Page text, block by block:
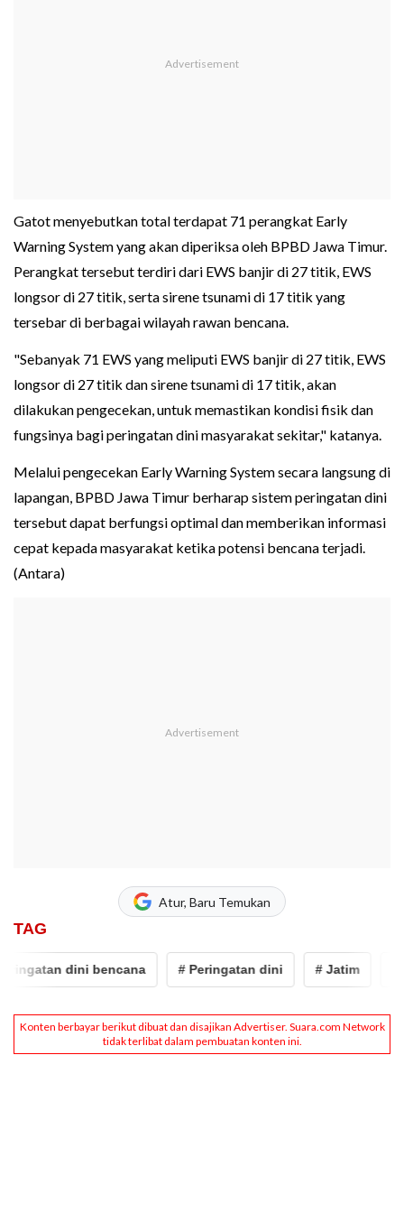
Gatot menyebutkan total terdapat 71 perangkat Early
Warning System yang akan diperiksa oleh BPBD Jawa Timur.
Perangkat tersebut terdiri dari EWS banjir di 27 titik, EWS
longsor di 27 titik, serta sirene tsunami di 17 titik yang
tersebar di berbagai wilayah rawan bencana.
"Sebanyak 71 EWS yang meliputi EWS banjir di 27 titik, EWS
longsor di 27 titik dan sirene tsunami di 17 titik, akan
dilakukan pengecekan, untuk memastikan kondisi fisik dan
fungsinya bagi peringatan dini masyarakat sekitar," katanya.
Melalui pengecekan Early Warning System secara langsung di
lapangan, BPBD Jawa Timur berharap sistem peringatan dini
tersebut dapat berfungsi optimal dan memberikan informasi
cepat kepada masyarakat ketika potensi bencana terjadi.
(Antara)
Atur, Baru Temukan
TAG
dini bencana # Peringatan dini # Jatim